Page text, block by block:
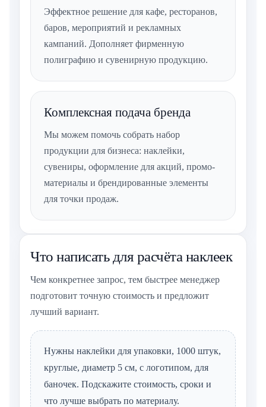
Эффектное решение для кафе, ресторанов,
баров, мероприятий и рекламных
кампаний. Дополняет фирменную
полиграфию и сувенирную продукцию.
Комплексная подача бренда
Мы можем помочь собрать набор
продукции для бизнеса: наклейки,
сувениры, оформление для акций, промо-
материалы и брендированные элементы
для точки продаж.
Что написать для расчёта наклеек
Чем конкретнее запрос, тем быстрее менеджер
подготовит точную стоимость и предложит
лучший вариант.
Нужны наклейки для упаковки, 1000 штук,
круглые, диаметр 5 см, с логотипом, для
баночек. Подскажите стоимость, сроки и
что лучше выбрать по материалу.